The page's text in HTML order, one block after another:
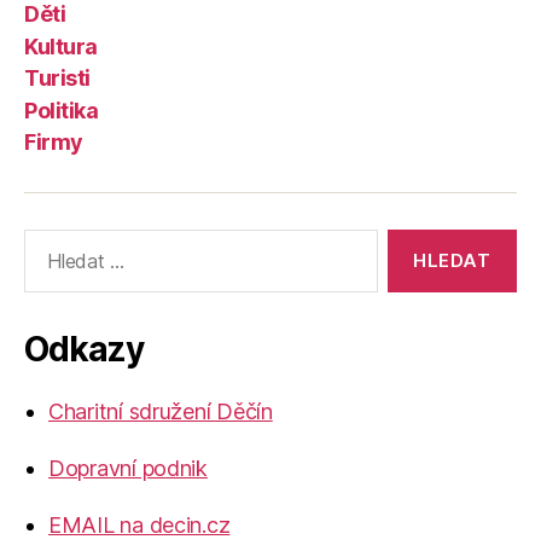
Děti
Kultura
Turisti
Politika
Firmy
vyhledávání:
Odkazy
Charitní sdružení Děčín
Dopravní podnik
EMAIL na decin.cz